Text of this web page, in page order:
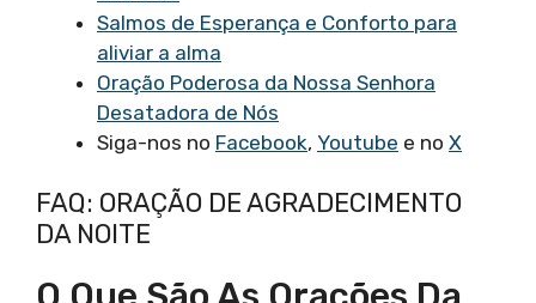
Salmos de Esperança e Conforto para
aliviar a alma
Oração Poderosa da Nossa Senhora
Desatadora de Nós
Siga-nos no Facebook, Youtube e no X
FAQ: ORAÇÃO DE AGRADECIMENTO
DA NOITE